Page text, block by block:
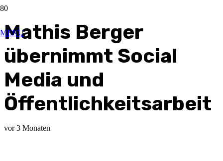
MENU
Mathis Berger
übernimmt Social
Media und
Öffentlichkeitsarbeit
vor 3 Monaten